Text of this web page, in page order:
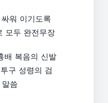
워 이기도록
모두 완전무장
배 복음의 신발
구 성령의 검
씀